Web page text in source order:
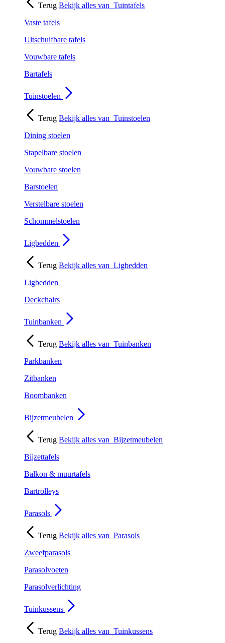
Terug Bekijk alles van Tuintafels
Vaste tafels
Uitschuifbare tafels
Vouwbare tafels
Bartafels
Tuinstoelen
Terug Bekijk alles van Tuinstoelen
Dining stoelen
Stapelbare stoelen
Vouwbare stoelen
Barstoelen
Verstelbare stoelen
Schommelstoelen
Ligbedden
Terug Bekijk alles van Ligbedden
Ligbedden
Deckchairs
Tuinbanken
Terug Bekijk alles van Tuinbanken
Parkbanken
Zitbanken
Boombanken
Bijzetmeubelen
Terug Bekijk alles van Bijzetmeubelen
Bijzettafels
Balkon & muurtafels
Bartrolleys
Parasols
Terug Bekijk alles van Parasols
Zweefparasols
Parasolvoeten
Parasolverlichting
Tuinkussens
Terug Bekijk alles van Tuinkussens